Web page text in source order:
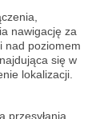
nawigację za
nad poziomem
się w
lokalizacji.
przesyłania